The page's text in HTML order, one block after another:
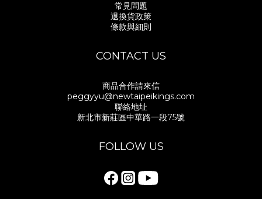
常見問題
退換貨政策
條款與細則
CONTACT US
商品合作請來信
peggyyu@newtaipeikings.com
聯絡地址
新北市新莊區中華路一段75號
FOLLOW US